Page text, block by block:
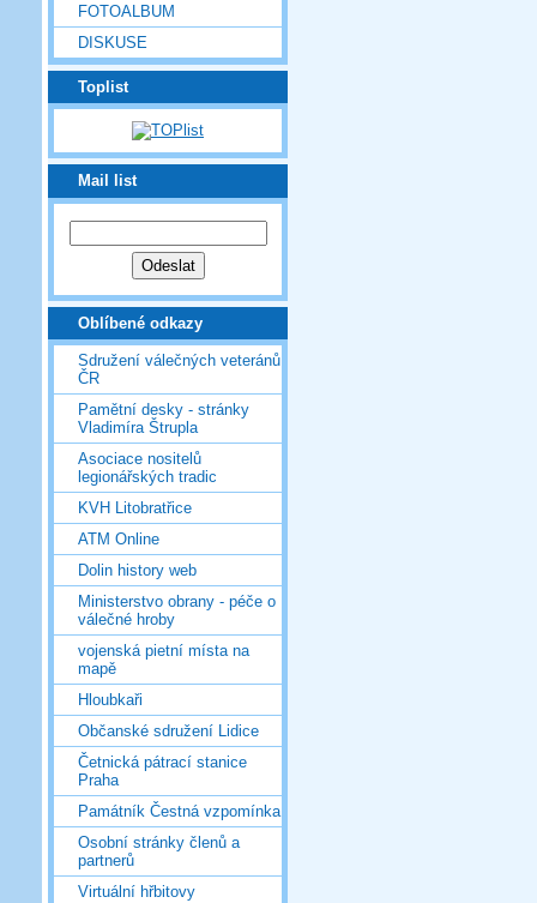
FOTOALBUM
DISKUSE
Toplist
Mail list
Oblíbené odkazy
Sdružení válečných veteránů
ČR
Pamětní desky - stránky
Vladimíra Štrupla
Asociace nositelů
legionářských tradic
KVH Litobratřice
ATM Online
Dolin history web
Ministerstvo obrany - péče o
válečné hroby
vojenská pietní místa na
mapě
Hloubkaři
Občanské sdružení Lidice
Četnická pátrací stanice
Praha
Památník Čestná vzpomínka
Osobní stránky členů a
partnerů
Virtuální hřbitovy